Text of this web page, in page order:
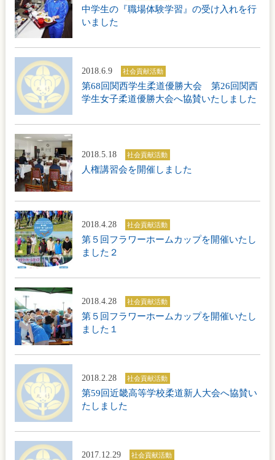
中学生の『職場体験学習』の受け入れを行
いました
2018.6.9 社会貢献活動
第68回関西学生柔道優勝大会 第26回関西
学生女子柔道優勝大会へ協賛いたしました
2018.5.18 社会貢献活動
人権講習会を開催しました
2018.4.28 社会貢献活動
第５回フラワーホームカップを開催いたし
ました２
2018.4.28 社会貢献活動
第５回フラワーホームカップを開催いたし
ました１
2018.2.28 社会貢献活動
第59回近畿高等学校柔道新人大会へ協賛い
たしました
2017.12.29 社会貢献活動